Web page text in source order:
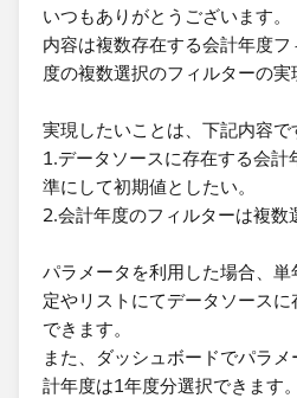
いつもありがとうございます。
内容は複数存在する会計年度
度の複数選択のフィルターの実
実現したいことは、下記内容で
1.データソースに存在する会計
準にして初期値としたい。
2.会計年度のフィルターは複数
パラメータを利用した場合、
定やリストにてデータソース
できます。
また、ダッシュボードでパラ
計年度は1年度分選択できます。